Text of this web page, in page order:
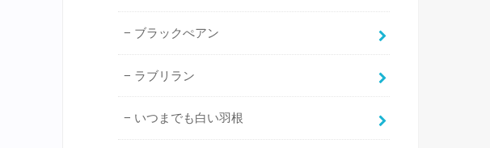
ブラックぺアン
ラブリラン
いつまでも白い羽根